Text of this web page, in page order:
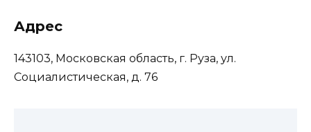
Адрес
143103, Московская область, г. Руза, ул.
Социалистическая, д. 76